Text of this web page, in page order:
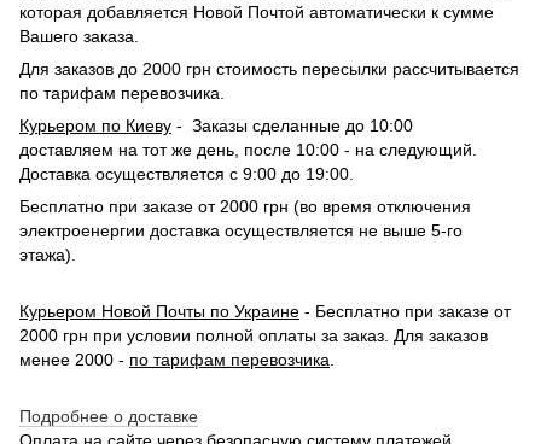
которая добавляется Новой Почтой автоматически к сумме
Вашего заказа.
Для заказов до 2000 грн стоимость пересылки рассчитывается
по тарифам перевозчика.
Курьером по Киеву - Заказы сделанные до 10:00
доставляем на тот же день, после 10:00 - на следующий.
Доставка осуществляется с 9:00 до 19:00.
Бесплатно при заказе от 2000 грн (во время отключения
электроенергии доставка осуществляется не выше 5-го
этажа).
Курьером Новой Почты по Украине - Бесплатно при заказе от
2000 грн при условии полной оплаты за заказ. Для заказов
менее 2000 - по тарифам перевозчика
Подробнее о доставке
Оплата на сайте через безопасную систему платежей